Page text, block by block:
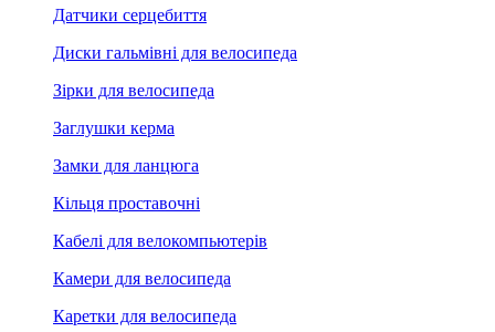
Датчики серцебиття
Диски гальмівні для велосипеда
Зірки для велосипеда
Заглушки керма
Замки для ланцюга
Кільця проставочні
Кабелі для велокомпьютерів
Камери для велосипеда
Каретки для велосипеда